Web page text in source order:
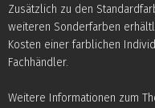
Zusätzlich zu den
weiteren Sonderfarben
Kosten einer farblichen
Fachhändler.
Weitere Informationen zum